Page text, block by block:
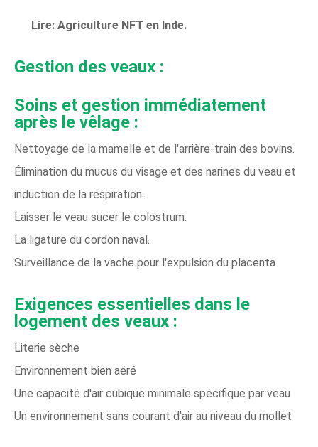
Lire: Agriculture NFT en Inde.
Gestion des veaux :
Soins et gestion immédiatement
après le vêlage :
Nettoyage de la mamelle et de l'arrière-train des bovins.
Élimination du mucus du visage et des narines du veau et
induction de la respiration.
Laisser le veau sucer le colostrum.
La ligature du cordon naval.
Surveillance de la vache pour l'expulsion du placenta.
Exigences essentielles dans le
logement des veaux :
Literie sèche
Environnement bien aéré
Une capacité d'air cubique minimale spécifique par veau
Un environnement sans courant d'air au niveau du mollet